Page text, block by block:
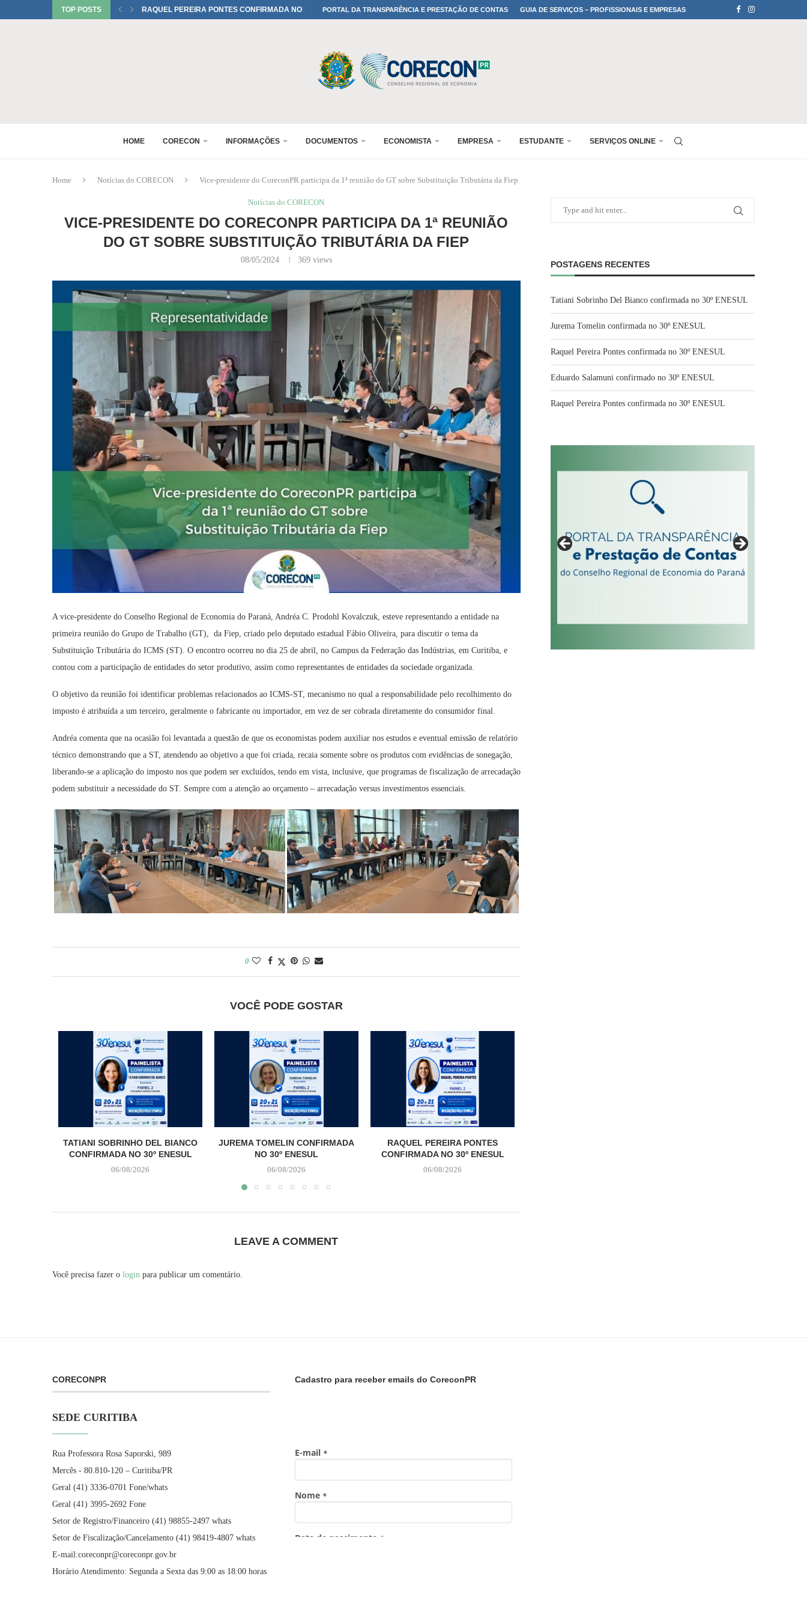
TOP POSTS RAQUEL PEREIRA PONTES CONFIRMADA NO 30º ENESULPORTAL DA TRANSPARÊNCIA E PRESTAÇÃO DE CONTAS GUIA DE SERVIÇOS – PROFISSIONAIS E EMPRESAS
HOME CORECON INFORMAÇÕES DOCUMENTOS ECONOMISTA EMPRESA ESTUDANTE SERVIÇOS ONLINE
Home Notícias do CORECON Vice-presidente do CoreconPR participa da 1ª reunião do GT sobre Substituição Tributária da Fiep
Notícias do CORECON
VICE-PRESIDENTE DO CORECONPR PARTICIPA DA 1ª REUNIÃO
DO GT SOBRE SUBSTITUIÇÃO TRIBUTÁRIA DA FIEP
08/05/2024 369views
A vice-presidente do Conselho Regional de Economia do Paraná, Andréa C. Prodohl Kovalczuk, esteve representando a entidade na
primeira reunião do Grupo de Trabalho (GT), da Fiep, criado pelo deputado estadual Fábio Oliveira, para discutir o tema da
Substituição Tributária do ICMS (ST). O encontro ocorreu no dia 25 de abril, no Campus da Federação das Indústrias, em Curitiba, e
contou com a participação de entidades do setor produtivo, assim como representantes de entidades da sociedade organizada.
O objetivo da reunião foi identificar problemas relacionados ao ICMS-ST, mecanismo no qual a responsabilidade pelo recolhimento do
imposto é atribuída a um terceiro, geralmente o fabricante ou importador, em vez de ser cobrada diretamente do consumidor final.
Andréa comenta que na ocasião foi levantada a questão de que os economistas podem auxiliar nos estudos e eventual emissão de relatório
técnico demonstrando que a ST, atendendo ao objetivo a que foi criada, recaia somente sobre os produtos com evidências de sonegação,
liberando-se a aplicação do imposto nos que podem ser excluídos, tendo em vista, inclusive, que programas de fiscalização de arrecadação
podem substituir a necessidade do ST. Sempre com a atenção ao orçamento – arrecadação versus investimentos essenciais.
0
VOCÊ PODE GOSTAR
TATIANI SOBRINHO DEL BIANCO
CONFIRMADA NO 30º ENESUL
06/08/2026
JUREMA TOMELIN CONFIRMADA
NO 30º ENESUL
06/08/2026
RAQUEL PEREIRA PONTES
CONFIRMADA NO 30º ENESUL
06/08/2026
LEAVE A COMMENT
Você precisa fazer o login para publicar um comentário.
POSTAGENS RECENTES
Tatiani Sobrinho Del Bianco confirmada no 30º ENESUL
Jurema Tomelin confirmada no 30º ENESUL
Raquel Pereira Pontes confirmada no 30º ENESUL
Eduardo Salamuni confirmado no 30º ENESUL
Raquel Pereira Pontes confirmada no 30º ENESUL
CORECONPR
SEDE CURITIBA
Rua Professora Rosa Saporski, 989
Mercês - 80.810-120 – Curitiba/PR
Geral (41) 3336-0701 Fone/whats
Geral (41) 3995-2692 Fone
Setor de Registro/Financeiro (41) 98855-2497 whats
Setor de Fiscalização/Cancelamento (41) 98419-4807 whats
E-mail:coreconpr@coreconpr.gov.br
Horário Atendimento: Segunda a Sexta das 9:00 as 18:00 horas
Cadastro para receber emails do CoreconPR